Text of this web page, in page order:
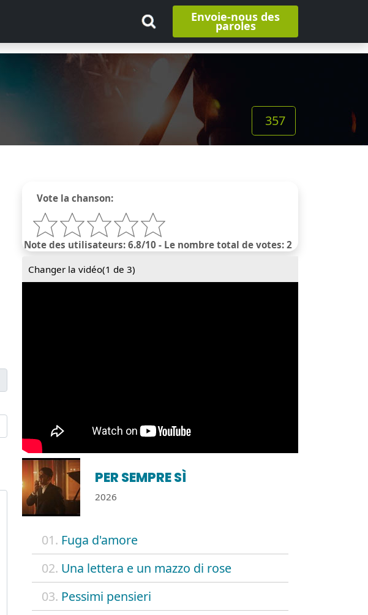
Envoie-nous des
paroles
357
Vote la chanson:
Note des utilisateurs: 6.8/10 - Le nombre total de votes: 2
Changer la vidéo(1 de 3)
PER SEMPRE SÌ
2026
01. Fuga d'amore
02. Una lettera e un mazzo di rose
03. Pessimi pensieri